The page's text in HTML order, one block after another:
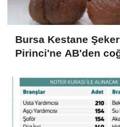
Bursa Kestane
Pirinci'ne AB'den